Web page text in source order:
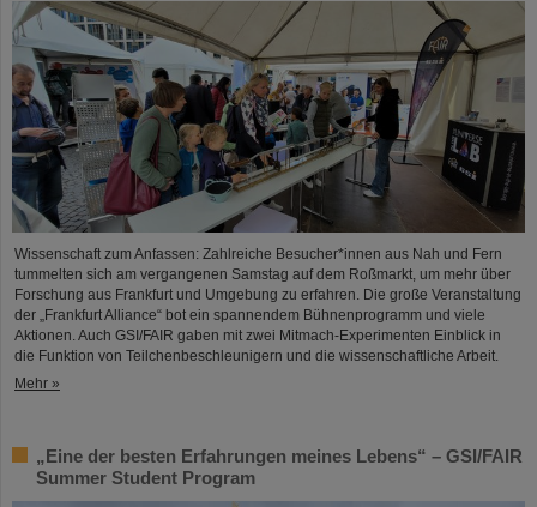
Wissenschaft zum Anfassen: Zahlreiche Besucher*innen aus Nah und Fern
tummelten sich am vergangenen Samstag auf dem Roßmarkt, um mehr über
Forschung aus Frankfurt und Umgebung zu erfahren. Die große Veranstaltung
der „Frankfurt Alliance“ bot ein spannendem Bühnenprogramm und viele
Aktionen. Auch GSI/FAIR gaben mit zwei Mitmach-Experimenten Einblick in
die Funktion von Teilchenbeschleunigern und die wissenschaftliche Arbeit.
Mehr »
„Eine der besten Erfahrungen meines Lebens“ – GSI/FAIR
Summer Student Program